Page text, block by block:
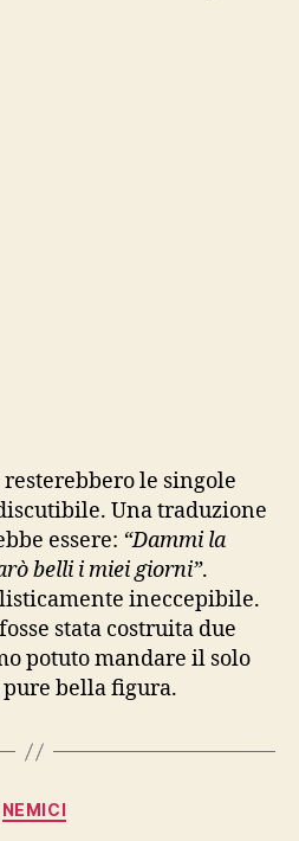
le singole
Una traduzione
essere: “Dammi la
belli i miei giorni”.
ineccepibile.
stata costruita due
potuto mandare il solo
bella figura.
Categorie
NEMICI